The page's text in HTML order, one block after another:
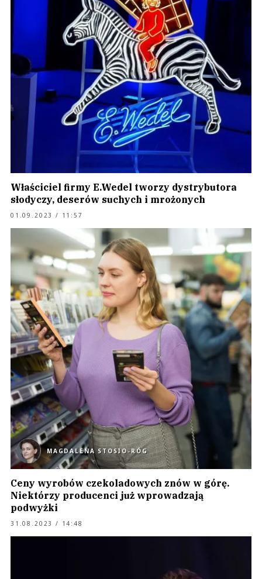
Właściciel firmy E.Wedel tworzy dystrybutora
słodyczy, deserów suchych i mrożonych
01.09.2023 / 11:57
MAGDALENA STOSIO-RÓG
Ceny wyrobów czekoladowych znów w górę.
Niektórzy producenci już wprowadzają
podwyżki
31.08.2023 / 14:48